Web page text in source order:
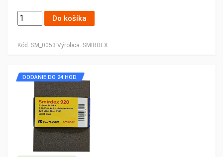
Kód: SM_0053 Výrobca: SMIRDEX
Do košíka
DODANIE DO 24 HOD.